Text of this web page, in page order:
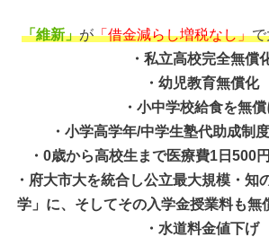
「維新」が「借金減らし増税なし」で
・私立高校完全無償
・幼児教育無償化
・小中学校給食を無償
・小学高学年/中学生塾代助成制
・0歳から高校生まで医療費1日500
・府大市大を統合し公立最大規模・知
学」に、そしてその入学金授業料も無
・水道料金値下げ